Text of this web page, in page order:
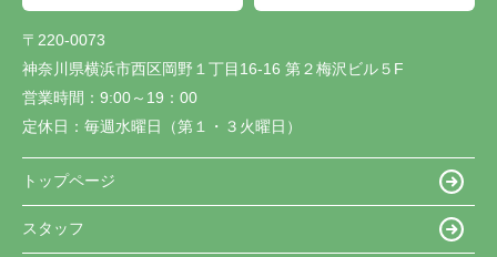
〒220-0073
神奈川県横浜市西区岡野１丁目16-16 第２梅沢ビル５F
営業時間： 9:00～19：00
定休日： 毎週水曜日（第１・３火曜日）
トップページ
スタッフ